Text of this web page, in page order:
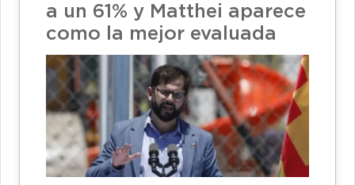
a un 61% y Matthei aparece
como la mejor evaluada